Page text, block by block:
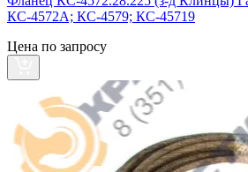
КС-4572А; КС-4579; КС-45719
Цена по запросу